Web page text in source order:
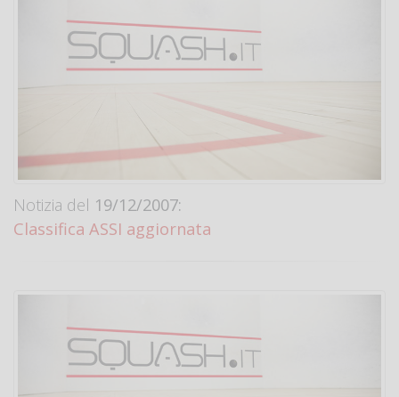
Notizia del 19/12/2007:
Classifica ASSI aggiornata